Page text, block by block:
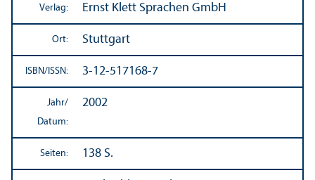
Verlag: Ernst Klett Sprachen GmbH
Ort: Stuttgart
ISBN/ ISSN: 3-12-517168-7
Jahr/
Datum:
2002
Seiten: 138 S.